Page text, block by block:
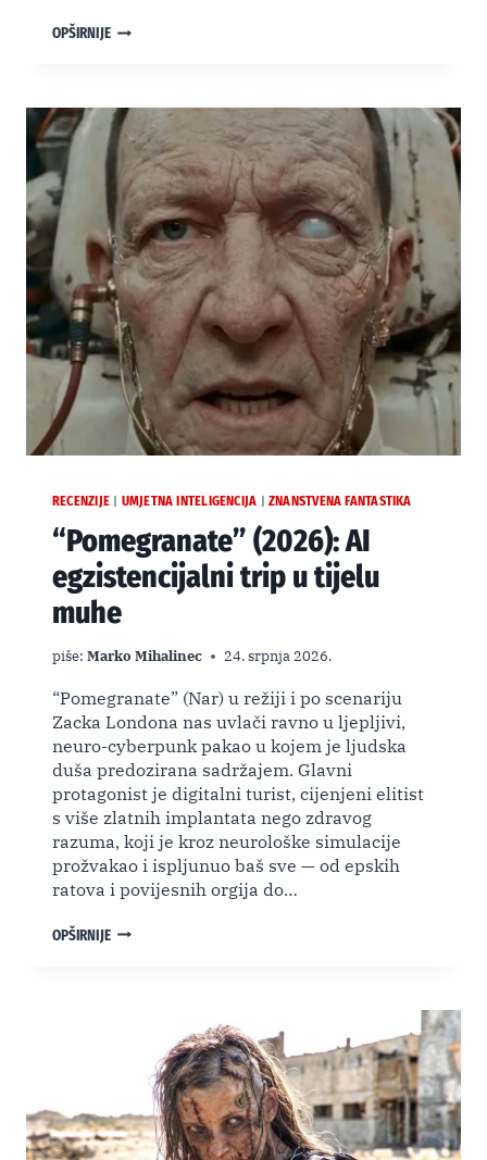
OPŠIRNIJENAJBOLJI
ZNOJNI
ŠARM
KLASIKA
MODERNIH
AI
SLUŽAVKI
RECENZIJE UMJETNA INTELIGENCIJA ZNANSTVENA FANTASTIKA
“Pomegranate” (2026): AI
egzistencijalni trip u tijelu
muhe
piše: Marko Mihalinec 24. srpnja 2026.
“Pomegranate” (Nar) u režiji i po scenariju
Zacka Londona nas uvlači ravno u ljepljivi,
neuro-cyberpunk pakao u kojem je ljudska
duša predozirana sadržajem. Glavni
protagonist je digitalni turist, cijenjeni elitist
s više zlatnih implantata nego zdravog
razuma, koji je kroz neurološke simulacije
prožvakao i ispljunuo baš sve — od epskih
ratova i povijesnih orgija do…
OPŠIRNIJE“POMEGRANATE”